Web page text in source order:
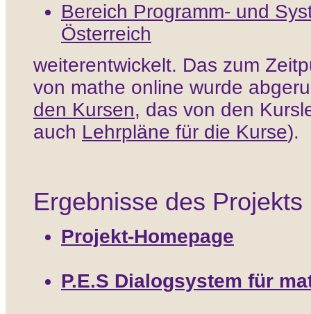
Bereich Programm- und
Österreich
weiterentwickelt. Das zum
von mathe online wurde
den Kursen, das von den
auch Lehrpläne für die Kurse).
Ergebnisse des Projekts
Projekt-Homepage
P.E.S Dialogsystem für